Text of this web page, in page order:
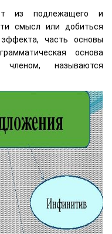
из подлежащего и
смысл или добиться
эффекта, часть основы
основа
называются